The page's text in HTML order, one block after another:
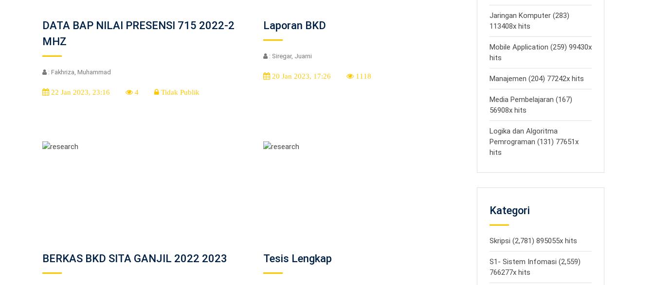
DATA BAP NILAI PRESENSI 715 2022-2
MHZ
: Fakhriza, Muhammad
22 Jan 2023, 23:16 4 Tidak Publik
Laporan BKD
: Siregar, Juarni
20 Jan 2023, 17:26 1118
BERKAS BKD SITA GANJIL 2022 2023 Tesis Lengkap
Jaringan Komputer (283)
113408x hits
Mobile Application (259) 99430x
hits
Manajemen (204) 77242x hits
Media Pembelajaran (167)
56908x hits
Logika dan Algoritma
Pemrograman (131) 77651x
hits
Kategori
Skripsi (2,781) 895055x hits
S1- Sistem Infomasi (2,559)
766277x hits